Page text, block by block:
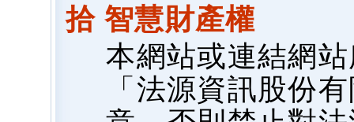
拾 智慧財產權
本網站或連結網
「法源資訊股份